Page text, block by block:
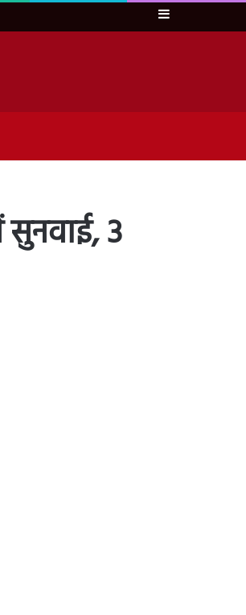
Sidebar
3